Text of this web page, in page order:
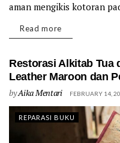
aman mengikis kotoran
Read moreDetails
Restorasi Alkitab Tua
Leather Maroon dan
byAika Mentari FEBRUARY 14,
REPARASI BUKU